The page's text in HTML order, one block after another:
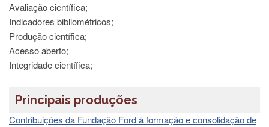
PÓS-
Alunos
Especiais
Atendimento
Avaliação científica;
Indicadores bibliométricos;
Produção científica;
Acesso aberto;
Integridade científica;
Principais produções
Contribuições da Fundação Ford à formação e consolidação de